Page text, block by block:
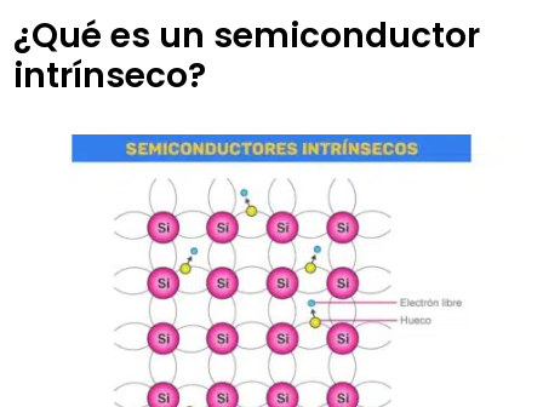
¿Qué es un semiconductor
intrínseco?